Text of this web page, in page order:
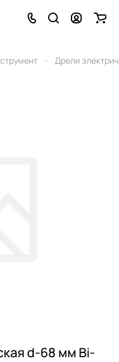
– Дрели
d-68 мм Bi-